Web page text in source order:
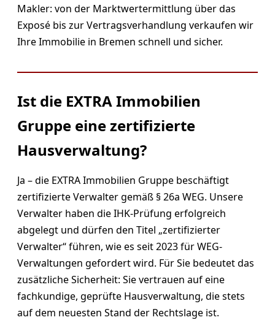
Makler: von der Marktwertermittlung über das
Exposé bis zur Vertragsverhandlung verkaufen wir
Ihre Immobilie in Bremen schnell und sicher.
Ist die EXTRA Immobilien
Gruppe eine zertifizierte
Hausverwaltung?
Ja – die EXTRA Immobilien Gruppe beschäftigt
zertifizierte Verwalter gemäß § 26a WEG. Unsere
Verwalter haben die IHK-Prüfung erfolgreich
abgelegt und dürfen den Titel „zertifizierter
Verwalter“ führen, wie es seit 2023 für WEG-
Verwaltungen gefordert wird. Für Sie bedeutet das
zusätzliche Sicherheit: Sie vertrauen auf eine
fachkundige, geprüfte Hausverwaltung, die stets
auf dem neuesten Stand der Rechtslage ist.